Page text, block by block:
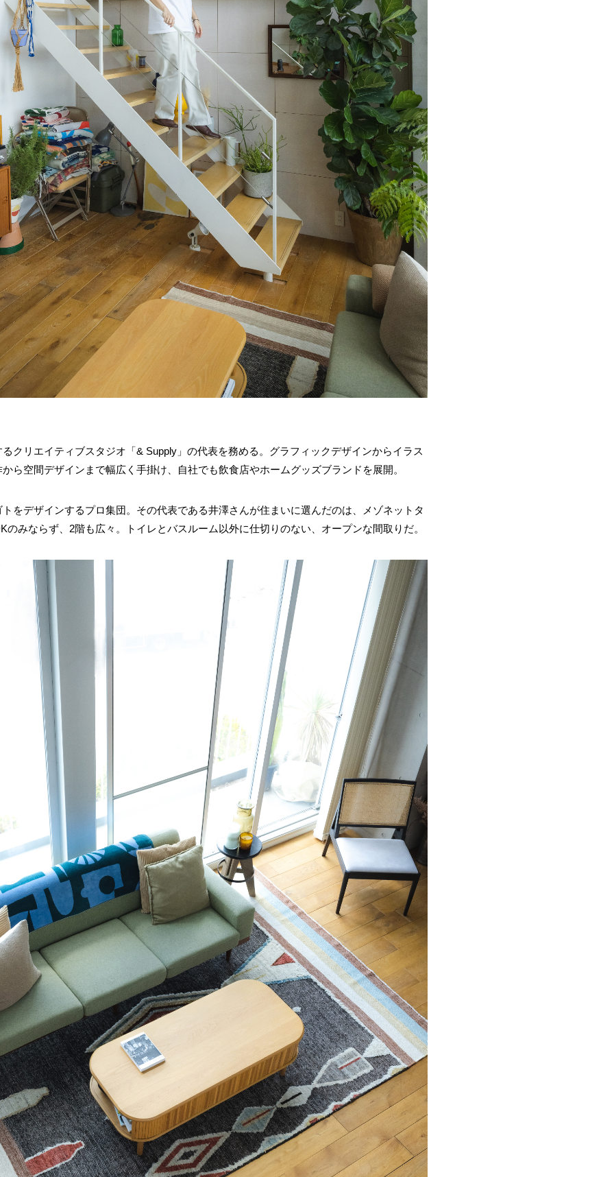
クリエイティブスタジオ「& Supply」の代表を務める。グラフィックデザインからイラス
ら空間デザインまで幅広く手掛け、自社でも飲食店やホームグッズブランドを展開。
をデザインするプロ集団。その代表である井澤さんが住まいに選んだのは、メゾネットタ
のみならず、2階も広々。トイレとバスルーム以外に仕切りのない、オープンな間取りだ。